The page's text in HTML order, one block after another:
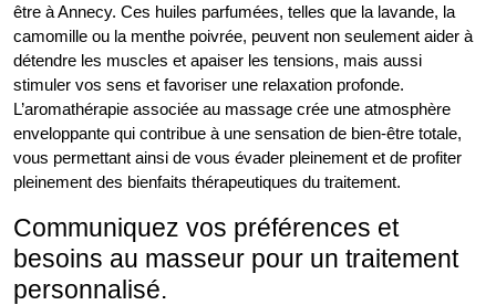
être à Annecy. Ces huiles parfumées, telles que la lavande, la
camomille ou la menthe poivrée, peuvent non seulement aider à
détendre les muscles et apaiser les tensions, mais aussi
stimuler vos sens et favoriser une relaxation profonde.
L’aromathérapie associée au massage crée une atmosphère
enveloppante qui contribue à une sensation de bien-être totale,
vous permettant ainsi de vous évader pleinement et de profiter
pleinement des bienfaits thérapeutiques du traitement.
Communiquez vos préférences et
besoins au masseur pour un traitement
personnalisé.